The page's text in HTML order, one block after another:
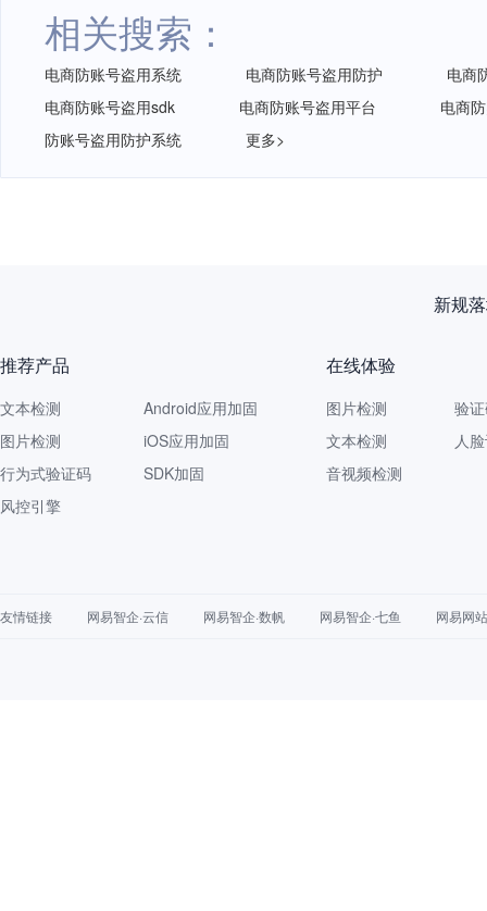
相关搜索：
电商防账号盗用系统 电商防账号盗用防护
电商
电商防账号盗用sdk
电商防账号盗用平台
电商
防账号盗用防护系统
更多>
新规
推荐产品
文本检测
图片检测
行为式验证码
风控引擎
Android应用加固
iOS应用加固
SDK加固
在线体验
图片检测
文本检测
音视频检测
验
人
友情链接 网易智企·云信 网易智企·数帆 网易智企·七鱼 网易网